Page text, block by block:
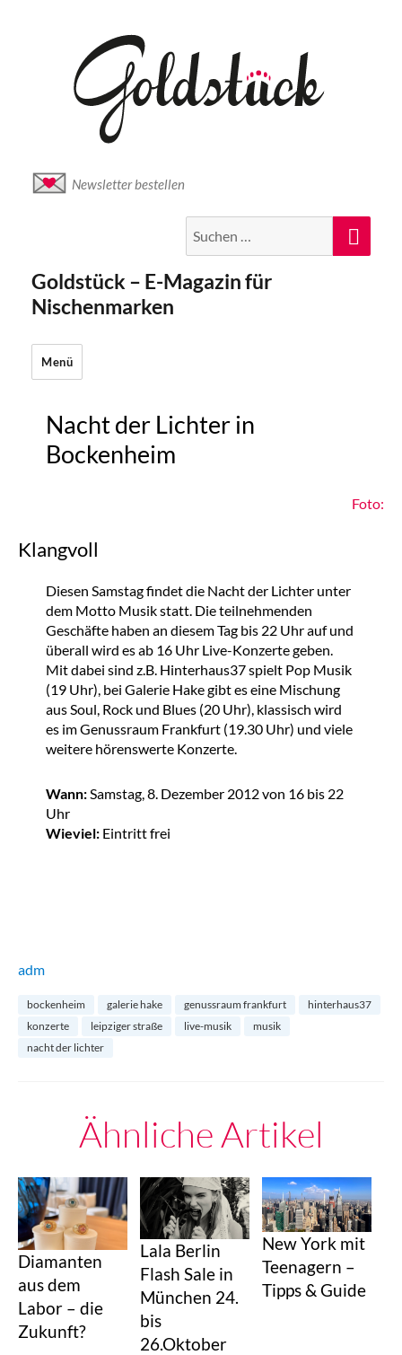
Newsletter bestellen
nach:
Goldstück – E-Magazin für
Nischenmarken
Menü
Nacht der Lichter in
Bockenheim
Foto:
Klangvoll
Diesen Samstag findet die Nacht der Lichter unter
dem Motto Musik statt. Die teilnehmenden
Geschäfte haben an diesem Tag bis 22 Uhr auf und
überall wird es ab 16 Uhr Live-Konzerte geben.
Mit dabei sind z.B. Hinterhaus37 spielt Pop Musik
(19 Uhr), bei Galerie Hake gibt es eine Mischung
aus Soul, Rock und Blues (20 Uhr), klassisch wird
es im Genussraum Frankfurt (19.30 Uhr) und viele
weitere hörenswerte Konzerte.
Wann:Samstag, 8. Dezember 2012 von 16 bis 22
Uhr
Wieviel: Eintritt frei
adm
bockenheim galerie hake genussraum frankfurt
hinterhaus37
konzerte
leipziger straße live-musik
musik
nacht der lichter
Ähnliche Artikel
Diamanten
aus dem
Labor – die
Zukunft?
Lala Berlin
Flash Sale in
München 24.
bis
26.Oktober
New York mit
Teenagern –
Tipps & Guide